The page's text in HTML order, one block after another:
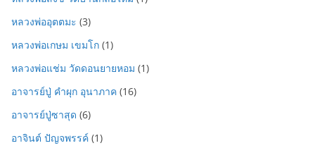
หลวงพ่ออุตตมะ (3)
หลวงพ่อเกษม เขมโก (1)
หลวงพ่อแช่ม วัดดอนยายหอม (1)
อาจารย์ปู่ คำผุก อุนาภาค (16)
อาจารย์ปู่ซาสุด (6)
อาจินต์ ปัญจพรรค์ (1)